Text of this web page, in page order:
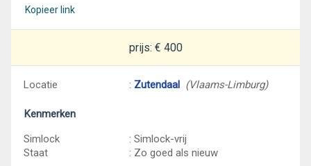
Kopieer link
prijs: € 400
Locatie : Zutendaal (Vlaams-Limburg)
Kenmerken
Simlock
: Simlock-vrij
Staat
: Zo goed als nieuw